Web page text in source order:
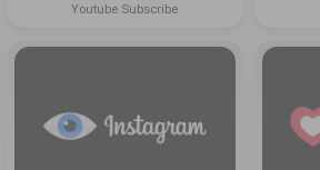
Youtube Subscribe